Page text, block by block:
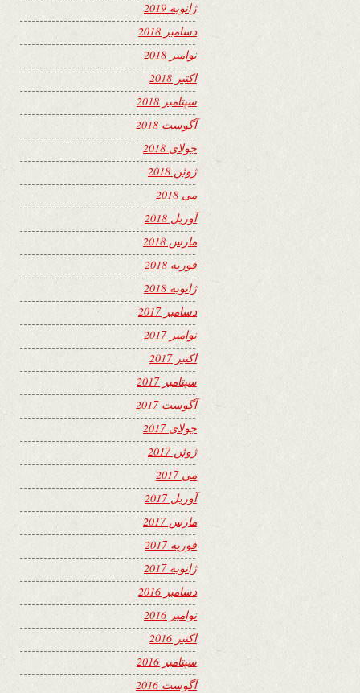
ژانویه 2019
دسامبر 2018
نوامبر 2018
اکتبر 2018
سپتامبر 2018
آگوست 2018
جولای 2018
ژوئن 2018
می 2018
آوریل 2018
مارس 2018
فوریه 2018
ژانویه 2018
دسامبر 2017
نوامبر 2017
اکتبر 2017
سپتامبر 2017
آگوست 2017
جولای 2017
ژوئن 2017
می 2017
آوریل 2017
مارس 2017
فوریه 2017
ژانویه 2017
دسامبر 2016
نوامبر 2016
اکتبر 2016
سپتامبر 2016
آگوست 2016